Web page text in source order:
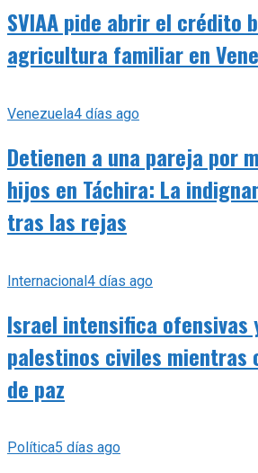
SVIAA pide abrir el crédito
agricultura familiar en
Venezuela4 días ago
Detienen a una pareja por
hijos en Táchira: La
tras las rejas
Internacional4 días ago
Israel intensifica ofensivas
palestinos civiles mientras
de paz
Política5 días ago